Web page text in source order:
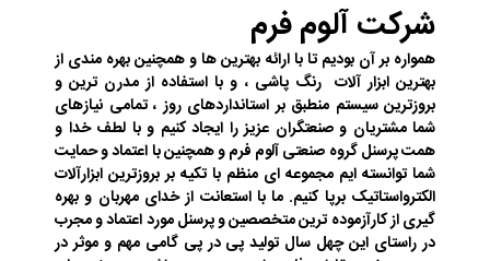
شرکت آلوم فرم
همواره بر آن بودیم تا با ارائه بهترین ها و همچنین بهره مندی از
بهترین ابزار آلات رنگ پاشی ، و با استفاده از مدرن ترین و
بروزترین سیستم منطبق بر استانداردهای روز ، تمامی نیازهای
شما مشتریان و صنعتگران عزیز را ایجاد کنیم و با لطف خدا و
همت پرسنل گروه صنعتی آلوم فرم و همچنین با اعتماد و حمایت
شما توانسته ایم مجموعه ای منظم با تکیه بر بروزترین ابزارآلات
الکترواستاتیک برپا کنیم. ما با استعانت از خدای مهربان و بهره
گیری از کارآزموده ترین متخصصین و پرسنل مورد اعتماد و مجرب
در راستای این چهل سال تولید پی در پی گامی مهم و موثر در